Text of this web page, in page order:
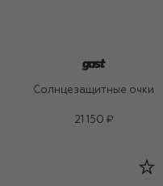
Солнцезащитные очки
21 150 ₽